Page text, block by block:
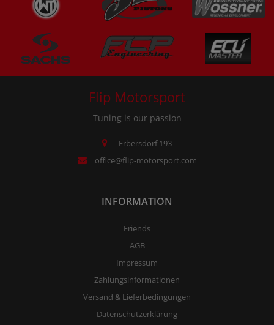
Flip Motorsport
Tuning is our passion
Erbersdorf 193
office@flip-motorsport.com
INFORMATION
Friends
AGB
Impressum
Zahlungsinformationen
Versand & Lieferbedingungen
Datenschutzerklärung